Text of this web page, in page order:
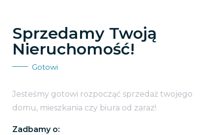
Sprzedamy Twoją
Nieruchomość!
Gotowi
Jesteśmy gotowi rozpocząć sprzedaż twojego
domu, mieszkania czy biura od zaraz!
Zadbamy o: